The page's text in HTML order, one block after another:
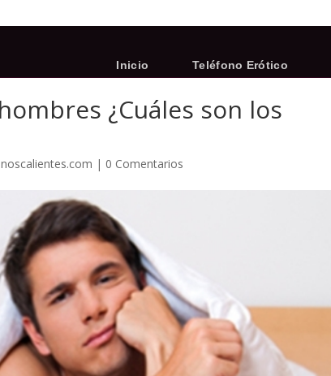
Inicio Teléfono Erótico
¿Cuáles son los
| 0 Comentarios